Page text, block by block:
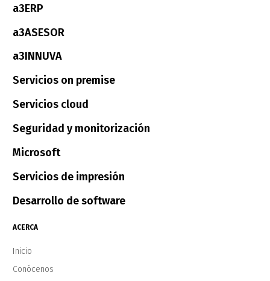
a3ERP
a3ASESOR
a3INNUVA
Servicios on premise
Servicios cloud
Seguridad y monitorización
Microsoft
Servicios de impresión
Desarrollo de software
ACERCA
Inicio
Conócenos